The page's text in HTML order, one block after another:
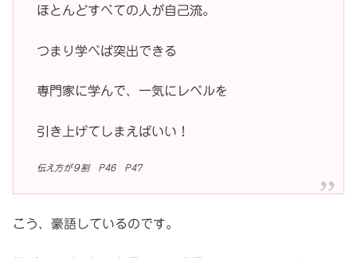
ほとんどすべての人が自己流。
つまり学べば突出できる
専門家に学んで、一気にレベルを
引き上げてしまえばいい！
伝え方が９割 P46 P47
こう、豪語しているのです。